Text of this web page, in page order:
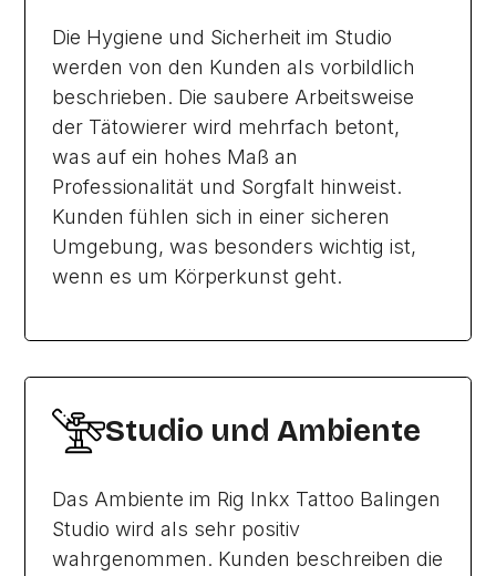
Die Hygiene und Sicherheit im Studio
werden von den Kunden als vorbildlich
beschrieben. Die saubere Arbeitsweise
der Tätowierer wird mehrfach betont,
was auf ein hohes Maß an
Professionalität und Sorgfalt hinweist.
Kunden fühlen sich in einer sicheren
Umgebung, was besonders wichtig ist,
wenn es um Körperkunst geht.
Studio und Ambiente
Das Ambiente im Rig Inkx Tattoo Balingen
Studio wird als sehr positiv
wahrgenommen. Kunden beschreiben die